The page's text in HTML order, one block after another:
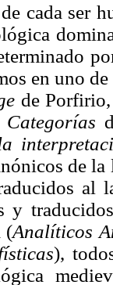
cada ser
en uno
de
Categorías
de
al
y
(Analíticos
),